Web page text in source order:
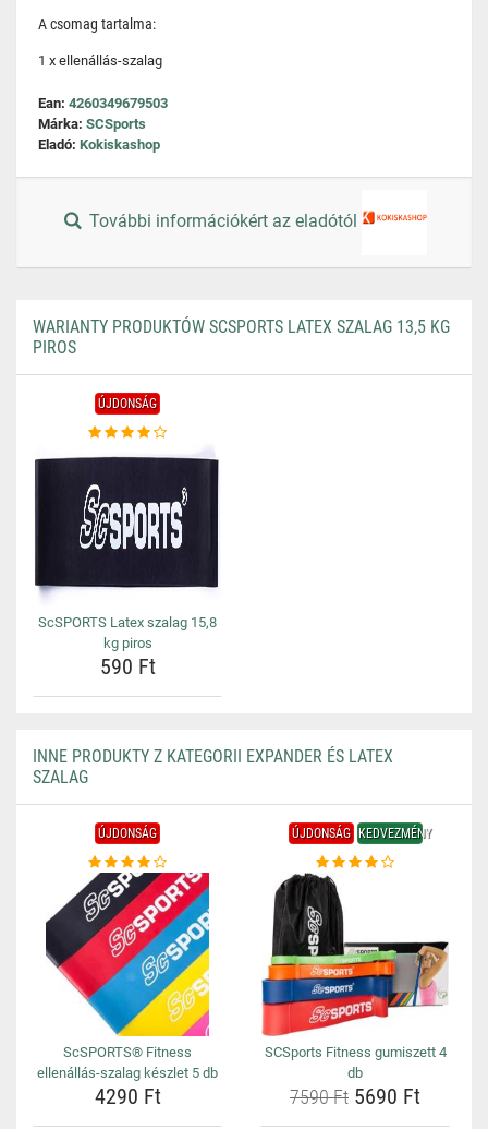
A csomag tartalma:
1 x ellenállás-szalag
Ean: 4260349679503
Márka: SCSports
Eladó: Kokiskashop
További információkért az eladótól
WARIANTY PRODUKTÓW SCSPORTS LATEX SZALAG 13,5 KG
PIROS
ÚJDONSÁG
ScSPORTS Latex szalag 15,8
kg piros
590 Ft
INNE PRODUKTY Z KATEGORII EXPANDER ÉS LATEX
SZALAG
ÚJDONSÁG
ScSPORTS® Fitness
ellenállás-szalag készlet 5 db
4290 Ft
ÚJDONSÁG KEDVEZMÉNY
SCSports Fitness gumiszett 4
db
7590 Ft 5690 Ft